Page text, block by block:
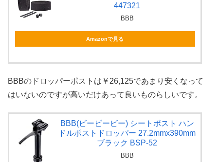
447321
BBB
Amazonで見る
BBBのドロッパーポストは￥26,125であまり安くなって
はいないのですが高いだけあって良いものらしいです。
BBB(ビービービー) シートポスト ハン
ドルポストドロッパー 27.2mmx390mm
ブラック BSP-52
BBB